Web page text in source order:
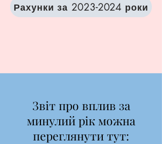
Рахунки за 2023-2024 роки
Звіт про вплив за
минулий рік можна
переглянути тут: